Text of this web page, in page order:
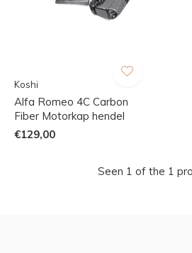
Koshi
Alfa Romeo 4C Carbon
Fiber Motorkap hendel
€129,00
Seen 1 of the 1